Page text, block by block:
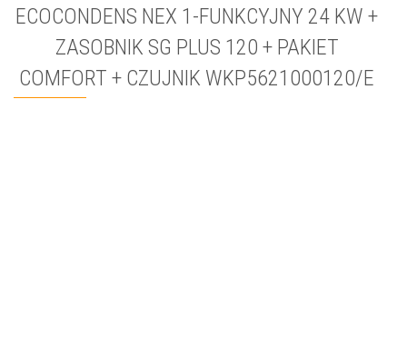
ECOCONDENS NEX 1-FUNKCYJNY 24 KW +
ZASOBNIK SG PLUS 120 + PAKIET
COMFORT + CZUJNIK WKP5621000120/E